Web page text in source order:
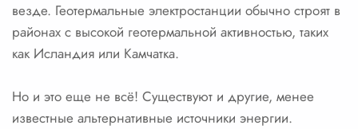
везде. Геотермальные электростанции обычно строят в
районах с высокой геотермальной активностью, таких
как Исландия или Камчатка.
Но и это еще не всё! Существуют и другие, менее
известные альтернативные источники энергии.